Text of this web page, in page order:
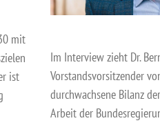
mit
ist
Im Interview zieht Dr.
Vorstandsvorsitzender
durchwachsene Bilanz
Arbeit der